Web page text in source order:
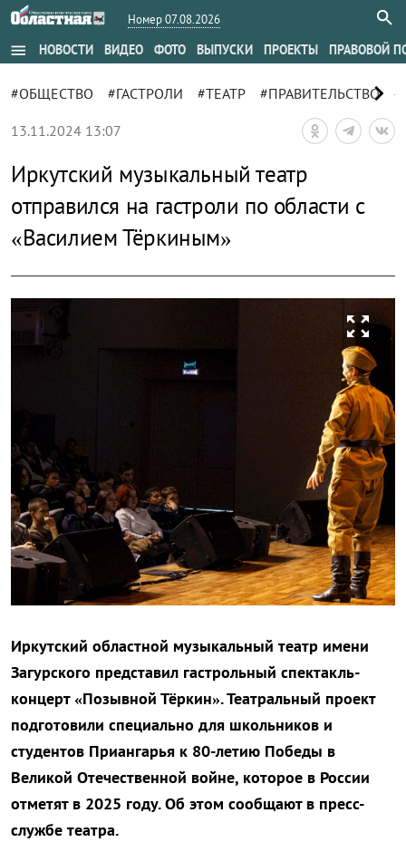
Номер 07.08.2026
menu НОВОСТИ ВИДЕО ФОТО ВЫПУСКИ ПРОЕКТЫ ПРАВОВОЙ
#ОБЩЕСТВО #ГАСТРОЛИ #ТЕАТР #ПРАВИТЕЛЬСТВО
chevron_right
13.11.2024 13:07
Иркутский музыкальный театр
отправился на гастроли по области с
«Василием Тёркиным»
zoom_out_map
Иркутский областной музыкальный театр имени
Загурского представил гастрольный спектакль-
концерт «Позывной Тёркин». Театральный проект
подготовили специально для школьников и
студентов Приангарья к 80-летию Победы в
Великой Отечественной войне, которое в России
отметят в 2025 году. Об этом сообщают в пресс-
службе театра.